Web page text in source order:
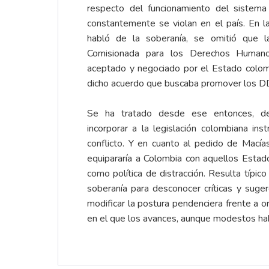
respecto del funcionamiento del
constantemente se violan en el país. En
habló de la soberanía, se omitió
Comisionada para los Derechos
aceptado y negociado por el Estado
dicho acuerdo que buscaba promover los
Se ha tratado desde ese entonces,
incorporar a la legislación colombiana
conflicto. Y en cuanto al pedido de
equipararía a Colombia con aquellos
como política de distracción. Resulta
soberanía para desconocer críticas y
modificar la postura pendenciera frente a
en el que los avances, aunque modestos